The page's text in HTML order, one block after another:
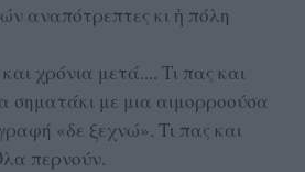
αναπότρεπτες κι ἡ πόλη
χρόνια μετά.... Τι πας και
σηματάκι με μια αιμορροούσα
«δε ξεχνώ». Τι πας και
περνούν.